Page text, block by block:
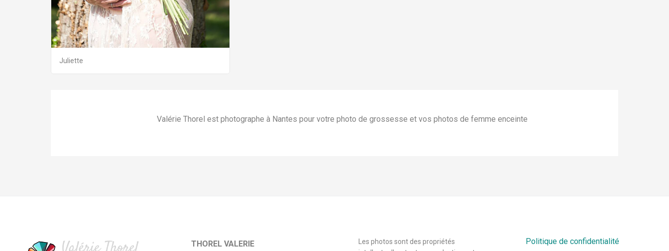
Juliette
Valérie Thorel est photographe à Nantes pour votre photo de grossesse et vos photos de femme enceinte
THOREL VALERIE
Les photos sont des propriétés
Politique de confidentialité